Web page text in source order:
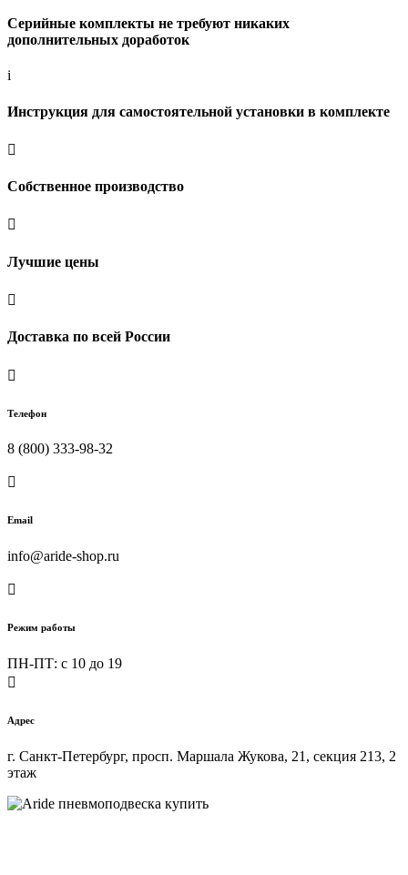
Серийные комплекты не требуют никаких
дополнительных доработок
i
Инструкция для самостоятельной установки в комплекте

Собственное производство

Лучшие цены

Доставка по всей России

Телефон
8 (800) 333-98-32

Email
info@aride-shop.ru

Режим работы
ПН-ПТ: c 10 до 19

Адрес
г. Санкт-Петербург, просп. Маршала Жукова, 21, секция 213, 2
этаж